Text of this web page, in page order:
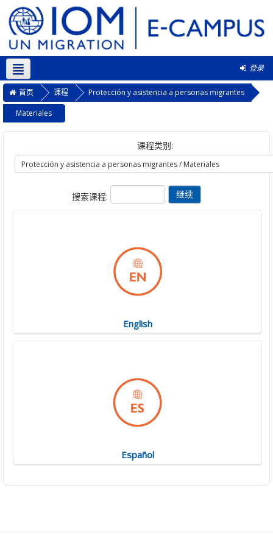
登录
简体中文 ‎(zh_cn)‎
首页 课程
Protección y asistencia a personas migrantes
Materiales
课程类别:
搜索课程:
English
Español